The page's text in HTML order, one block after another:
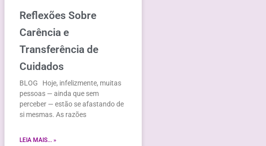
Reflexões Sobre
Carência e
Transferência de
Cuidados
BLOG Hoje, infelizmente, muitas
pessoas — ainda que sem
perceber — estão se afastando de
si mesmas. As razões
LEIA MAIS... »